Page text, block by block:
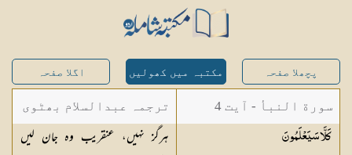
پچھلا صفحہ مکتبہ میں کھولیں اگلا صفحہ
سورة النبأ - آیت 4
كَلَّاسَيَعْلَمُونَ
ترجمہ عبدالسلام بھٹوی
- عبدالسلام بن محمد
ہرگز نہیں، عنقریب وہ جان لیں